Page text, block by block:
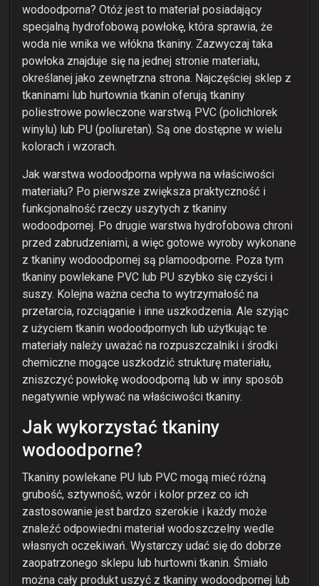
wodoodporna? Otóż jest to materiał posiadający
specjalną hydrofobową powłokę, która sprawia, że
woda nie wnika we włókna tkaniny. Zazwyczaj taka
powłoka znajduje się na jednej stronie materiału,
określanej jako zewnętrzna strona. Najczęściej sklep z
tkaninami lub hurtownia tkanin oferują tkaniny
poliestrowe powleczone warstwą PVC (polichlorek
winylu) lub PU (poliuretan). Są one dostępne w wielu
kolorach i wzorach.
Jak warstwa wodoodporna wpływa na właściwości
materiału? Po pierwsze zwiększa praktyczność i
funkcjonalność rzeczy uszytych z tkaniny
wodoodpornej. Po drugie warstwa hydrofobowa chroni
przed zabrudzeniami, a więc gotowe wyroby wykonane
z tkaniny wodoodpornej są plamoodporne. Poza tym
tkaniny powlekane PVC lub PU szybko się czyści i
suszy. Kolejna ważna cecha to wytrzymałość na
przetarcia, rozciąganie i inne uszkodzenia. Ale szyjąc
z użyciem tkanin wodoodpornych lub użytkując te
materiały należy uważać na rozpuszczalniki i środki
chemiczne mogące uszkodzić strukturę materiału,
zniszczyć powłokę wodoodporną lub w inny sposób
negatywnie wpływać na właściwości tkaniny.
Jak wykorzystać tkaniny
wodoodporne?
Tkaniny powlekane PU lub PVC mogą mieć różną
grubość, sztywność, wzór i kolor przez co ich
zastosowanie jest bardzo szerokie i każdy może
znaleźć odpowiedni materiał wodoszczelny wedle
własnych oczekiwań. Wystarczy udać się do dobrze
zaopatrzonego sklepu lub hurtowni tkanin. Śmiało
można cały produkt uszyć z tkaniny wodoodpornej lub